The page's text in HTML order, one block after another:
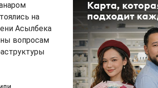
на
Асылбека
вопросам